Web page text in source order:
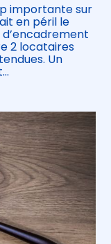
importante sur
en péril le
2 locataires
Un